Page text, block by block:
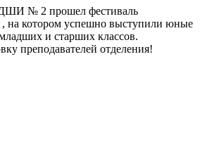
ДШИ № 2 прошел фестиваль
, на котором успешно выступили юные
и старших классов.
преподавателей отделения!